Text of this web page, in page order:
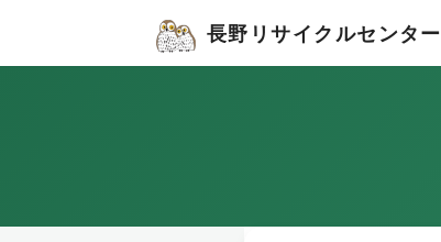
長野リサイクルセンター